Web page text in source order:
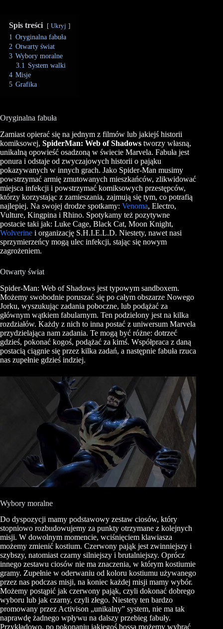
Spis treści Ukryj
1 Oryginalna fabuła
2 Otwarty świat
3 Wybory moralne
3.1 System walki
4 Misje
5 Grafika
Oryginalna fabuła
Zamiast opierać się na jednym z filmów lub jakiejś historii
komiksowej, SpiderMan: Web ofShadows tworzy własną,
unikalną opowieść osadzoną w świecie Marvela. Fabuła jest
ponura i odstaje od zwyczajowych historii o pająku
pokazywanych w innych grach. Jako Spider-Man musimy
powstrzymać armię zmutowanych mieszkańców, zlikwidować
miejsca infekcji i powstrzymać komiksowych przestępców,
którzy korzystając z zamieszania, zajmują się tym, co potrafią
najlepiej. Na swojej drodze spotkamy: Venoma, Electro,
Vulture, Kingpina i Rhino. Spotykamy też pozytywne
postacie taki jak: Luke Cage, Black Cat, Moon Knight,
Wolverine i organizację S.H.I.E.L.D. Niestety, nawet nasi
sprzymierzeńcy mogą ulec infekcji, stając się nowym
zagrożeniem.
Otwarty świat
Spider-Man: Web of Shadows jest typowym sandboxem.
Możemy swobodnie poruszać się po całym obszarze Nowego
Jorku, wyszukując zadania poboczne, lub podążać za
głównym wątkiem fabularnym. Ten podzielony jest na kilka
rozdziałów. Każdy z nich to inna postać z uniwersum Marvela
przydzielająca nam zadania. Te mogą być różne: dotrzeć
gdzieś, pokonać kogoś, podążać za kimś. Współpraca z daną
postacią ciągnie się przez kilka zadań, a następnie fabuła rzuca
nas zupełnie gdzieś indziej.
Wybory moralne
Do dyspozycji mamy podstawowy zestaw ciosów, który
stopniowo rozbudowujemy za punkty otrzymane z kolejnych
misji. W dowolnym momencie, wciśnięciem klawiasza
możemy zmienić kostium. Czerwony pająk jest zwinniejszy i
szybszy, natomiast czarny silniejszy i brutalniejszy. Oprócz
innego zestawu ciosów nie ma znaczenia, w którym kostiumie
gramy. Zupełnie w oderwaniu od koloru kostiumu używanego
przez nas podczas misji, na koniec każdej misji mamy wybór.
Możemy postąpić jak czerwony pająk, czyli dokonać dobrego
wyboru lub jak czarny, czyli złego. Niestety ten bardzo
promowany przez Activison „unikalny” system, nie ma tak
naprawdę żadnego wpływu na dalszy przebieg fabuły.
Przykładowo, po pokonaniu jakiegoś bossa możemy wybrać